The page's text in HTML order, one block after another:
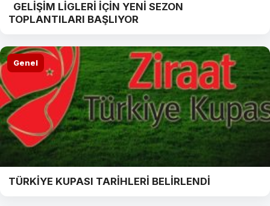
GELİŞİM LİGLERİ İÇİN YENİ SEZON
TOPLANTILARI BAŞLIYOR
Genel
TÜRKİYE KUPASI TARİHLERİ BELİRLENDİ